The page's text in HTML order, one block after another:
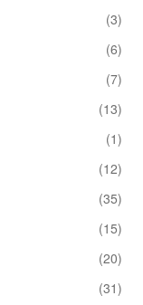
(3)
(6)
(7)
(13)
(1)
(12)
(35)
(15)
(20)
(31)